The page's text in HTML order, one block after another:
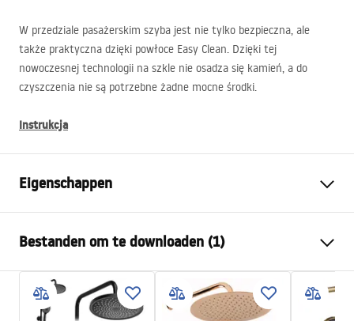
W przedziale pasażerskim szyba jest nie tylko bezpieczna, ale
także praktyczna dzięki powłoce Easy Clean. Dzięki tej
nowoczesnej technologii na szkle nie osadza się kamień, a do
czyszczenia nie są potrzebne żadne mocne środki.
Instrukcja
Eigenschappen
Kleur
Chroom
Type cabine
Hoek
De kleur van het glas
Transparant 6mm
Bestanden om te downloaden (1)
shower manual
shower manual.pdf